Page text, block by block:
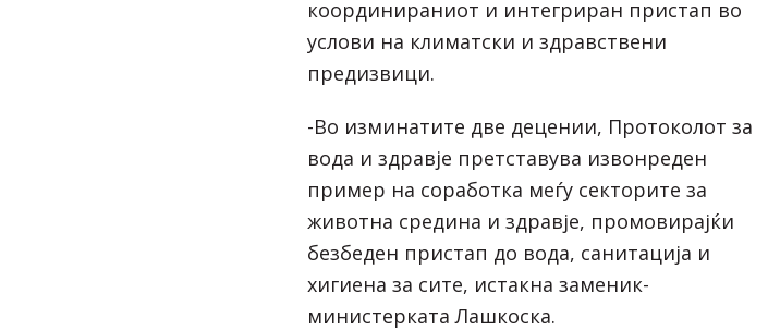
координираниот и интегриран пристап во
услови на климатски и здравствени
предизвици.
-Во изминатите две децении, Протоколот за
вода и здравје претставува извонреден
пример на соработка меѓу секторите за
животна средина и здравје, промовирајќи
безбеден пристап до вода, санитација и
хигиена за сите, истакна заменик-
министерката Лашкоска.